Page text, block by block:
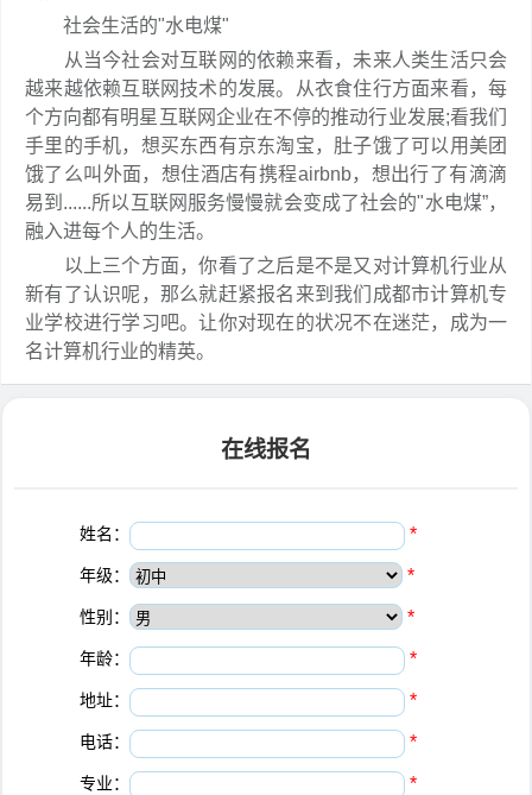
社会生活的"水电煤"
从当今社会对互联网的依赖来看，未来人类生活只会
越来越依赖互联网技术的发展。从衣食住行方面来看，每
个方向都有明星互联网企业在不停的推动行业发展;看我们
手里的手机，想买东西有京东淘宝，肚子饿了可以用美团
饿了么叫外面，想住酒店有携程airbnb，想出行了有滴滴
易到......所以互联网服务慢慢就会变成了社会的"水电煤”，
融入进每个人的生活。
以上三个方面，你看了之后是不是又对计算机行业从
新有了认识呢，那么就赶紧报名来到我们成都市计算机专
业学校进行学习吧。让你对现在的状况不在迷茫，成为一
名计算机行业的精英。
在线报名
姓名： *
年级： *
性别： *
年龄： *
地址： *
电话： *
专业： *